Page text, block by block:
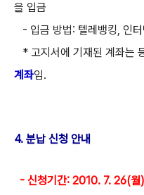
을 입금
- 입금 방법: 텔레뱅킹, 인
* 고지서에 기재된 계좌는
계좌임.
4. 분납 신청 안내
- 신청기간: 2010. 7. 26(